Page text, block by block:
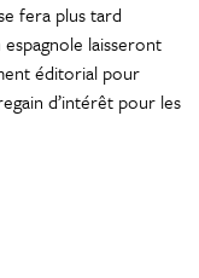
fera plus tard
laisseront
éditorial pour
d’intérêt pour les